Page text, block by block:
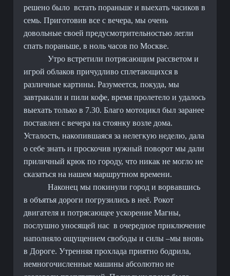
решено было встать пораньше и выехать часиков в
семь. Приготовив все с вечера, мы очень
довольные своей предусмотрительностью легли
спать пораньше, в ноль часов по Москве.
Утро встретили потрясающим рассветом и
игрой облаков причудливо сплетающихся в
различные картины. Разумеется, покуда, мы
завтракали и пили кофе, время пролетело и удалось
выехать только в 7.30. Благо мотоцикл был заранее
поставлен с вечера на стоянку возле дома.
Усталость, накопившаяся за нелегкую неделю, дала
о себе знать и проскочив нужный поворот мы дали
приличный крюк по городу, что никак не могло не
сказаться на нашем маршрутном времени.
Наконец мы покинули город и ворвавшись
в объятья дороги погрузились в неё. Рокот
двигателя и потрясающее ускорение Магны,
послушно уносящей нас в очередное приключение
наполняло ощущением свободы и силы –мы вновь
в Дороге. Утренняя прохлада приятно бодрила,
немногочисленные машины абсолютно не